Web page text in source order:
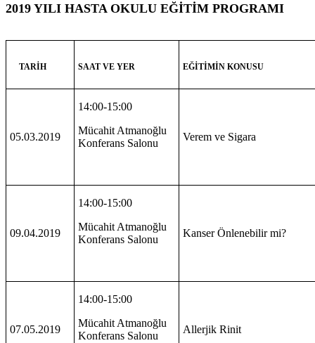
2019 YILI HASTA OKULU EĞİTİM PROGRAMI
TARİH SAAT VE YER EĞİTİMİN KONUSU
05.03.2019
14:00-15:00
Mücahit Atmanoğlu
Konferans Salonu
Verem ve Sigara
09.04.2019
14:00-15:00
Mücahit Atmanoğlu
Konferans Salonu
Kanser Önlenebilir mi?
07.05.2019
14:00-15:00
Mücahit Atmanoğlu
Konferans Salonu
Allerjik Rinit